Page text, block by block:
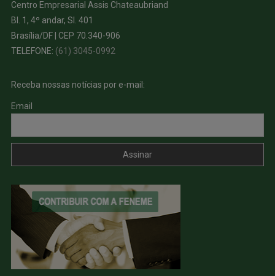
Centro Empresarial Assis Chateaubriand
Bl. 1, 4º andar, Sl. 401
Brasília/DF | CEP 70.340-906
TELEFONE: (61) 3045-0992
Receba nossas notícias por e-mail:
Email